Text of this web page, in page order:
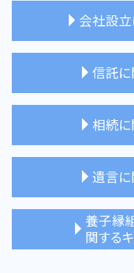
親族外承継 注意点
企業法務 司法書
リーガルチェック
企業法務 司法書
会社設
株式会社 商業登
会社設立 登記
会社設立 司法書
信託に
家族信託 司法書士
家族信託 手続き
家族信託 杉並区
家族信託 契約書
信託契約 相談 司
相続に
相続 司法書士 東
相続放棄 司法書士
相続登記 司法書士
相続人申告登記
相続放棄 必要書類
遺言に
公正証書遺言 司
遺言書 サポート
遺言執行者 選任
養子縁
関する